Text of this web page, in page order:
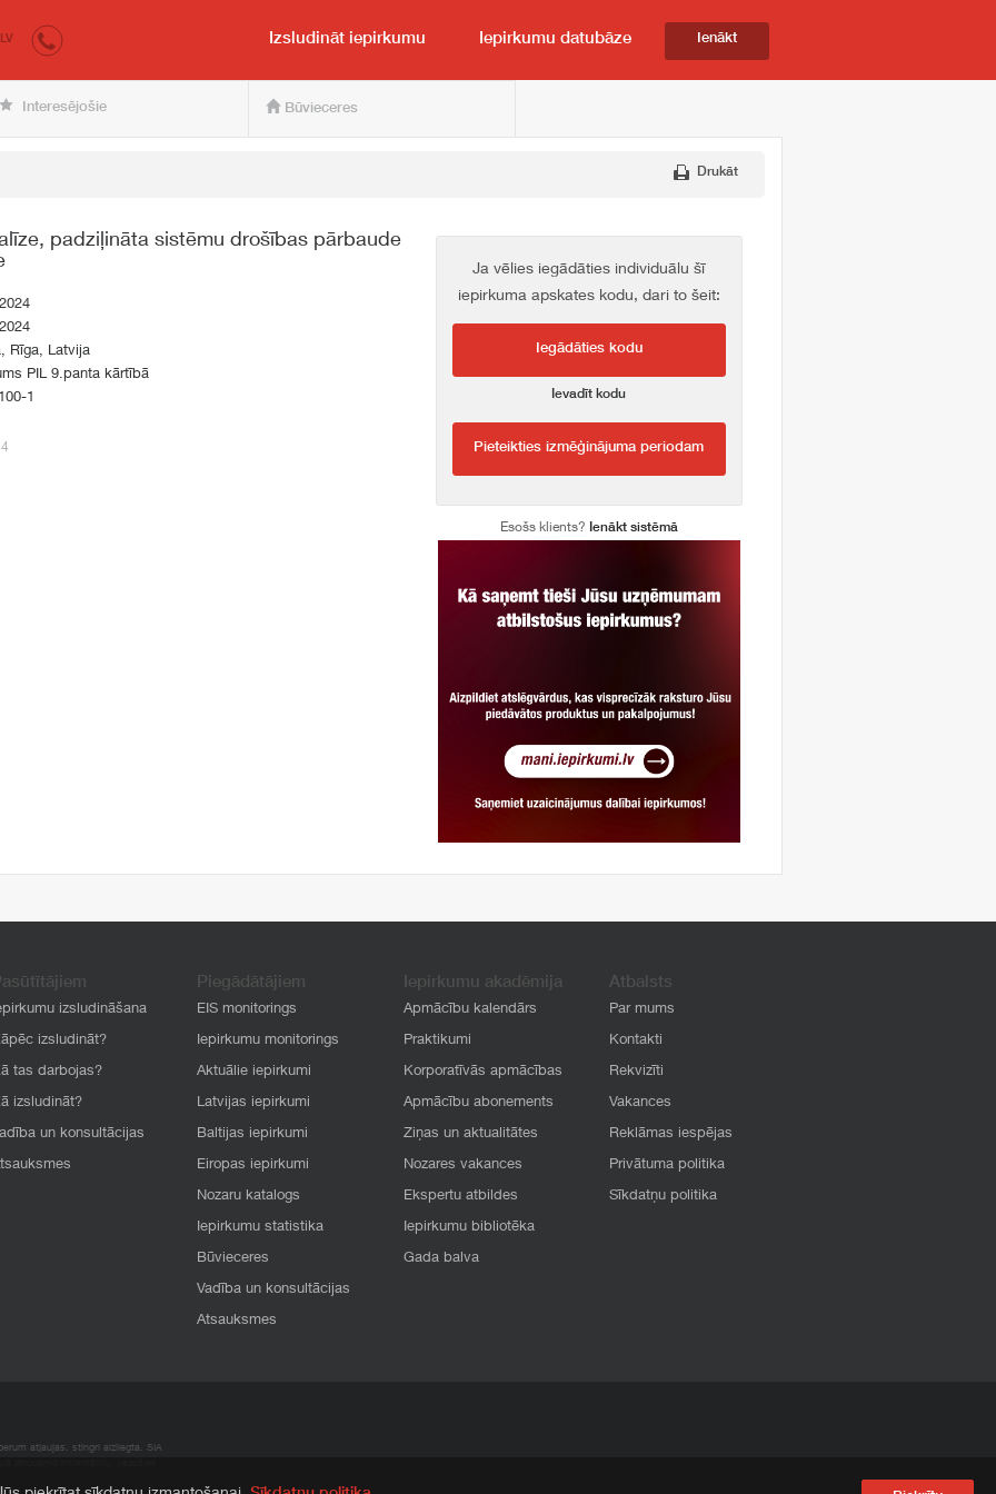
pircējam un pārdevējam
LV Izsludināt iepirkumu Iepirkumu datubāze Ienākt
Interesējošie Būvieceres
Drukāt
padziļināta sistēmu drošības pārbaude
Rīga, Latvija
PIL 9.panta kārtībā
1
Ja vēlies iegādāties individuālu šī
iepirkuma apskates kodu, dari to šeit:
Iegādāties kodu
Ievadīt kodu
Pieteikties izmēģinājuma periodam
Esošs klients? Ienākt sistēmā
izsludināšana
izsludināt?
tas darbojas?
izsludināt?
un konsultācijas
Piegādātājiem
EIS monitorings
Iepirkumu monitorings
Aktuālie iepirkumi
Latvijas iepirkumi
Baltijas iepirkumi
Eiropas iepirkumi
Nozaru katalogs
Iepirkumu statistika
Būvieceres
Vadība un konsultācijas
Atsauksmes
Iepirkumu akadēmija
Apmācību kalendārs
Praktikumi
Korporatīvās apmācības
Apmācību abonements
Ziņas un aktualitātes
Nozares vakances
Ekspertu atbildes
Iepirkumu bibliotēka
Gada balva
Atbalsts
Par mums
Kontakti
Rekvizīti
Vakances
Reklāmas iespējas
Privātuma politika
Sīkdatņu politika
atļaujas, stingri aizliegta. SIA